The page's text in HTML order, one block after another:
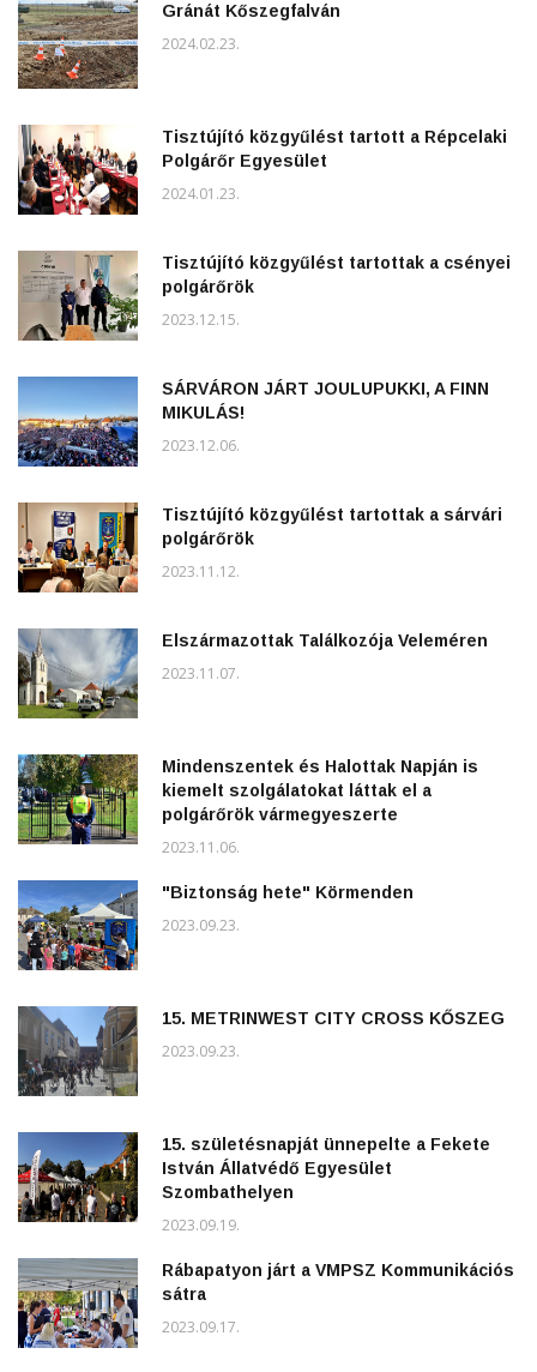
Gránát Kőszegfalván
2024.02.23.
Tisztújító közgyűlést tartott a Répcelaki
Polgárőr Egyesület
2024.01.23.
Tisztújító közgyűlést tartottak a csényei
polgárőrök
2023.12.15.
SÁRVÁRON JÁRT JOULUPUKKI, A FINN
MIKULÁS!
2023.12.06.
Tisztújító közgyűlést tartottak a sárvári
polgárőrök
2023.11.12.
Elszármazottak Találkozója Veleméren
2023.11.07.
Mindenszentek és Halottak Napján is
kiemelt szolgálatokat láttak el a
polgárőrök vármegyeszerte
2023.11.06.
"Biztonság hete" Körmenden
2023.09.23.
15. METRINWEST CITY CROSS KŐSZEG
2023.09.23.
15. születésnapját ünnepelte a Fekete
István Állatvédő Egyesület
Szombathelyen
2023.09.19.
Rábapatyon járt a VMPSZ Kommunikációs
sátra
2023.09.17.